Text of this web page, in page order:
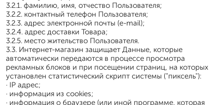
3.2.1. фамилию, имя, отчество Пользователя;
3.2.2. контактный телефон Пользователя;
3.2.3. адрес электронной почты (e-mail);
3.2.4. адрес доставки Товара;
3.2.5. место жительство Пользователя.
3.3. Интернет-магазин защищает Данные, которые
автоматически передаются в процессе просмотра
рекламных блоков и при посещении страниц, на которых
установлен статистический скрипт системы ("пиксель"):
· IP адрес;
· информация из cookies;
· информация о браузере (или иной программе, которая